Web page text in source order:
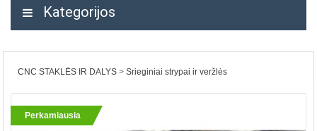
Kategorijos
CNC STAKLĖS IR DALYS Srieginiai strypai ir veržlės
Perkamiausia